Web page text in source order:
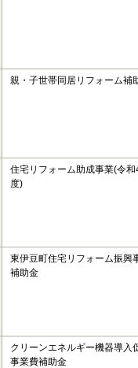
親・子世帯同居リフォーム補
住宅リフォーム助成事業(令和
度)
東伊豆町住宅リフォーム振興
補助金
クリーンエネルギー機器導入
事業費補助金